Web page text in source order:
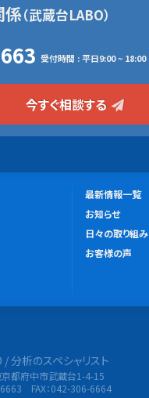
係（武蔵台LABO）
受付時間 : 平日9:00 ~ 18:00
今すぐ相談する
更
新
情
報
最新情報一覧
お知らせ
日々の取り組み
お客様の声
分析のスペシャリスト
都府中市武蔵台1-4-15
6663 FAX：042-306-6664